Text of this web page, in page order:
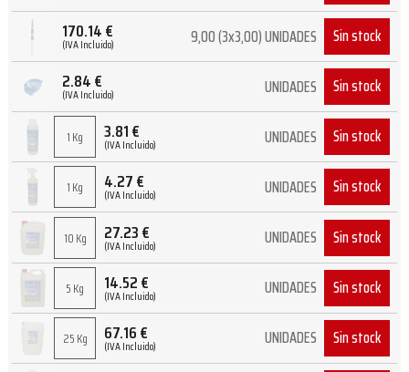
170.14€
(IVA Incluido) 9,00 (3x3,00) UNIDADES Sin stock
2.84€
(IVA Incluido) UNIDADES Sin stock
1 Kg 3.81€
(IVA Incluido) UNIDADES Sin stock
1 Kg 4.27€
(IVA Incluido) UNIDADES Sin stock
10 Kg 27.23€
(IVA Incluido) UNIDADES Sin stock
5 Kg 14.52€
(IVA Incluido) UNIDADES Sin stock
25 Kg 67.16€
(IVA Incluido) UNIDADES Sin stock